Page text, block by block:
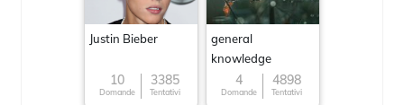
Justin Bieber
10
Domande
3385
Tentativi
general
knowledge
4
Domande
4898
Tentativi